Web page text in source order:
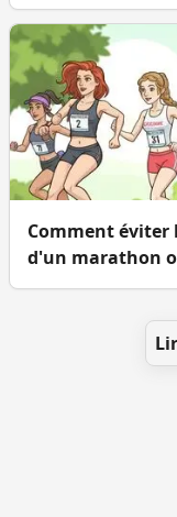
Comment
d'un marathon